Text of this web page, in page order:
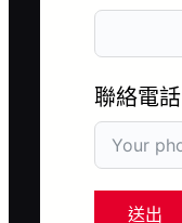
聯絡電話
送出